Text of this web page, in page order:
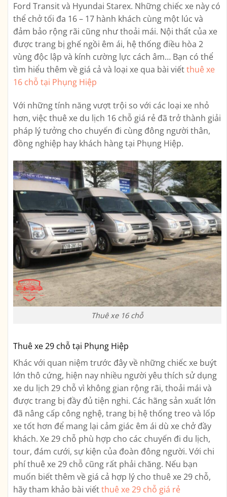
Ford Transit và Hyundai Starex. Những chiếc xe này có
thể chở tối đa 16 – 17 hành khách cùng một lúc và
đảm bảo rộng rãi cũng như thoải mái. Nội thất của xe
được trang bị ghế ngồi êm ái, hệ thống điều hòa 2
vùng độc lập và kính cường lực cách âm… Bạn có thể
tìm hiểu thêm về giá cả và loại xe qua bài viếtthuê xe
16 chỗ tại Phụng Hiệp
Với những tính năng vượt trội so với các loại xe nhỏ
hơn, việc thuê xe du lịch 16 chỗ giá rẻ đã trở thành giải
pháp lý tưởng cho chuyến đi cùng đông người thân,
đồng nghiệp hay khách hàng tại Phụng Hiệp.
Thuê xe 16 chỗ
Thuê xe 29 chỗ tại Phụng Hiệp
Khác với quan niệm trước đây về những chiếc xe buýt
lớn thô cứng, hiện nay nhiều người yêu thích sử dụng
xe du lịch 29 chỗ vì không gian rộng rãi, thoải mái và
được trang bị đầy đủ tiện nghi. Các hãng sản xuất lớn
đã nâng cấp công nghệ, trang bị hệ thống treo và lốp
xe tốt hơn để mang lại cảm giác êm ái dù xe chở đầy
khách. Xe 29 chỗ phù hợp cho các chuyến đi du lịch,
tour, đám cưới, sự kiện của đoàn đông người. Với chi
phí thuê xe 29 chỗ cũng rất phải chăng. Nếu bạn
muốn biết thêm về giá cả hợp lý cho thuê xe 29 chỗ,
hãy tham khảo bài viếtthuê xe 29 chỗ giá rẻ